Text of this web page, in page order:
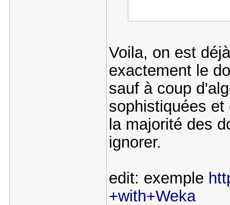
Voila, on est
exactement le
sauf à coup
sophistiquées
la majorité des
ignorer.
edit: exemple
+with+Weka